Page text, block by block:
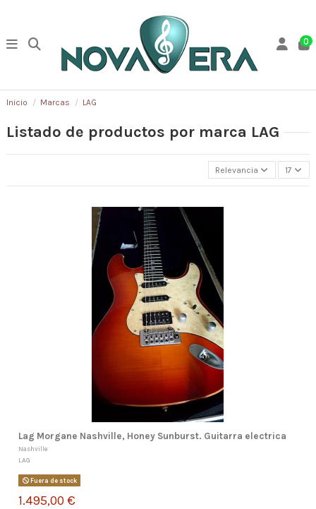
0
Inicio Marcas LAG
Listado de productos por marca LAG
Relevancia 17
Lag Morgane Nashville, Honey Sunburst. Guitarra electrica
Nashville
LAG
Fuera de stock
1.495,00 €